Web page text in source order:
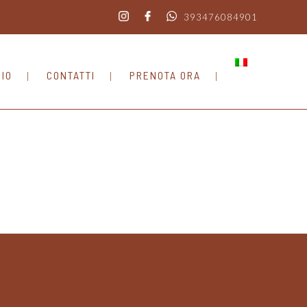
393476084901
CONTATTI PRENOTA ORA